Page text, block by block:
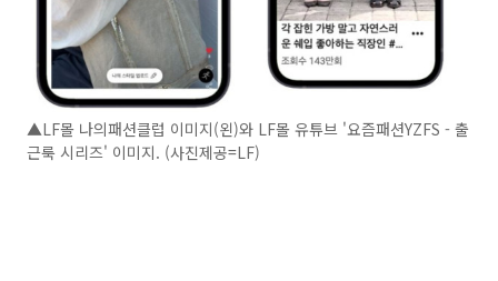
▲LF몰 나의패션클럽 이미지(왼)와 LF몰 유튜브 '요즘패션YZFS - 출
근룩 시리즈' 이미지. (사진제공=LF)